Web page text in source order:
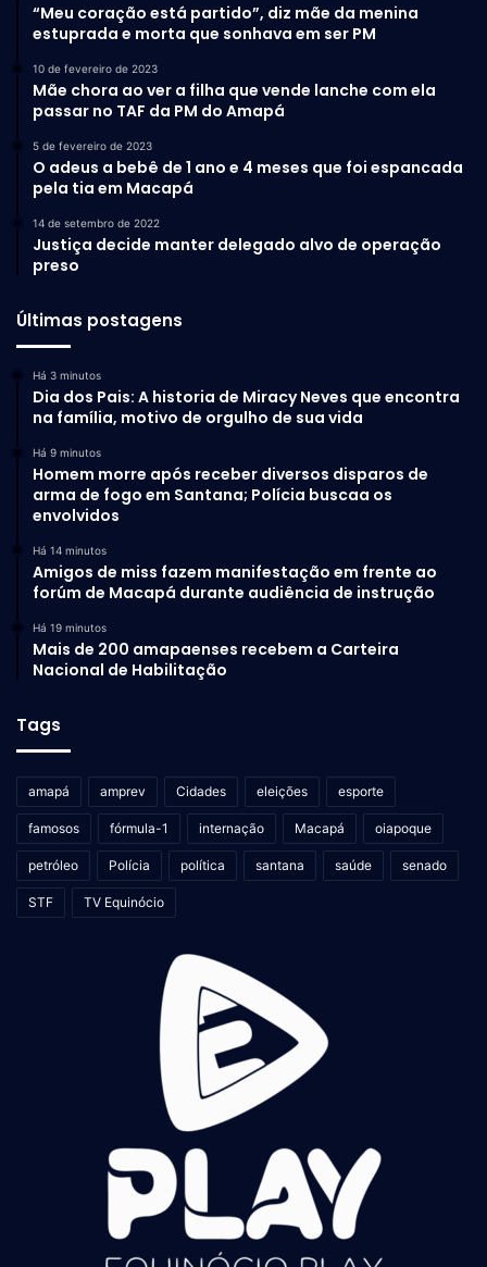
“Meu coração está partido”, diz mãe da menina
estuprada e morta que sonhava em ser PM
10 de fevereiro de 2023
Mãe chora ao ver a filha que vende lanche com ela
passar no TAF da PM do Amapá
5 de fevereiro de 2023
O adeus a bebê de 1 ano e 4 meses que foi espancada
pela tia em Macapá
14 de setembro de 2022
Justiça decide manter delegado alvo de operação
preso
Últimas postagens
Há 3 minutos
Dia dos Pais: A historia de Miracy Neves que encontra
na família, motivo de orgulho de sua vida
Há 9 minutos
Homem morre após receber diversos disparos de
arma de fogo em Santana; Polícia buscaa os
envolvidos
Há 14 minutos
Amigos de miss fazem manifestação em frente ao
forúm de Macapá durante audiência de instrução
Há 19 minutos
Mais de 200 amapaenses recebem a Carteira
Nacional de Habilitação
Tags
amapá amprev Cidades eleições esporte
famosos fórmula-1 internação Macapá oiapoque
petróleo Polícia política santana saúde senado
STF TV Equinócio